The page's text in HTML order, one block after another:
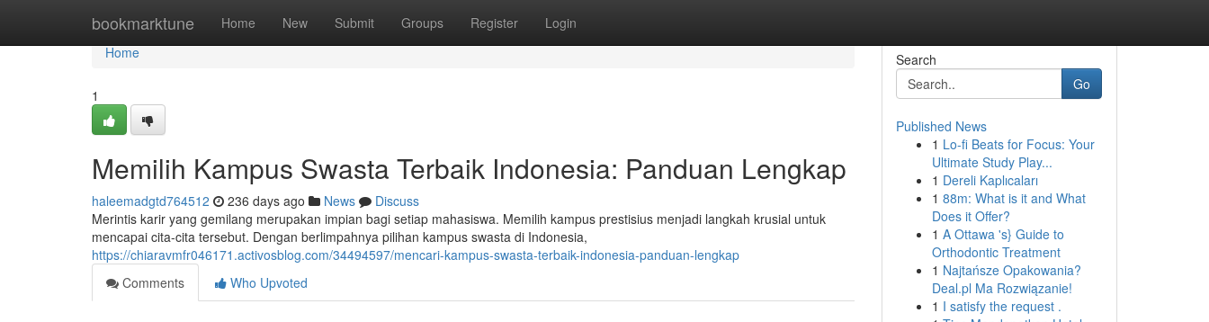
bookmarktune Home New Submit Groups Register Login
Home
Home
1
Memilih Kampus Swasta Terbaik Indonesia: Panduan Lengkap
haleemadgtd764512 236 days ago News
Discuss
Merintis karir yang gemilang merupakan impian bagi setiap mahasiswa. Memilih kampus prestisius menjadi langkah krusial untuk
mencapai cita-cita tersebut. Dengan berlimpahnya pilihan kampus swasta di Indonesia,
https://chiaravmfr046171.activosblog.com/34494597/mencari-kampus-swasta-terbaik-indonesia-panduan-lengkap
Comments
Who Upvoted
Search
Go
Published News
1 Lo-fi Beats for Focus: Your
Ultimate Study Play...
1 Dereli Kaplıcaları
1 88m: What is it and What
Does it Offer?
1 A Ottawa 's} Guide to
Orthodontic Treatment
1 Najtańsze Opakowania?
Deal.pl Ma Rozwiązanie!
1 I satisfy the request .